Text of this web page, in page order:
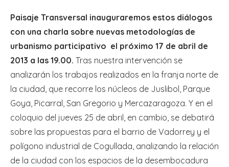
Paisaje Transversal inauguraremos estos diálogos
con una charla sobre nuevas metodologías de
urbanismo participativo el próximo 17 de abril de
2013 a las 19.00. Tras nuestra intervención se
analizarán los trabajos realizados en la franja norte de
la ciudad, que recorre los núcleos de Juslibol, Parque
Goya, Picarral, San Gregorio y Mercazaragoza. Y en el
coloquio del jueves 25 de abril, en cambio, se debatirá
sobre las propuestas para el barrio de Vadorrey y el
polígono industrial de Cogullada, analizando la relación
de la ciudad con los espacios de la desembocadura